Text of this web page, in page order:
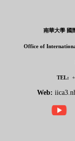
南華大學 國
Office of
TEL:
Web: